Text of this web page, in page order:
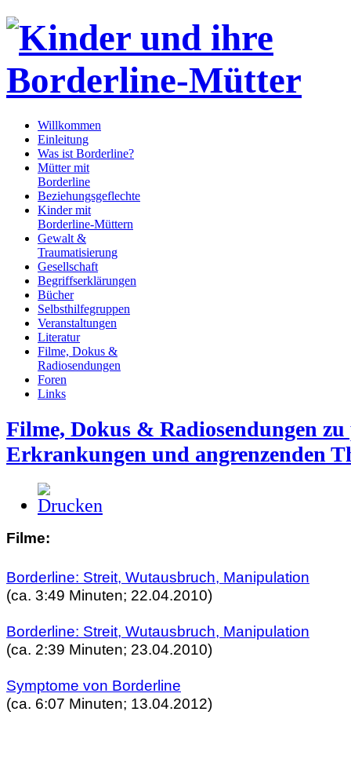
Willkommen
Einleitung
Was ist Borderline?
Mütter mit
Borderline
Beziehungsgeflechte
Kinder mit
Borderline-Müttern
Gewalt &
Traumatisierung
Gesellschaft
Begriffserklärungen
Bücher
Selbsthilfegruppen
Veranstaltungen
Literatur
Filme, Dokus &
Radiosendungen
Foren
Links
Filme, Dokus & Radiosendungen zu
Erkrankungen und angrenzenden
Filme:
Borderline: Streit, Wutausbruch, Manipulation
(ca. 3:49 Minuten; 22.04.2010)
Borderline: Streit, Wutausbruch, Manipulation
(ca. 2:39 Minuten; 23.04.2010)
Symptome von Borderline
(ca. 6:07 Minuten; 13.04.2012)